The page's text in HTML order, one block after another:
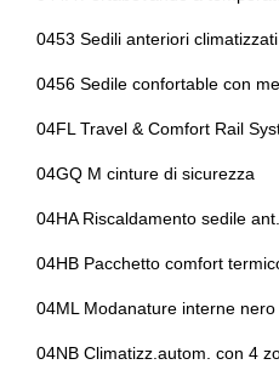
0453 Sedili anteriori climatizzati
0456 Sedile confortable con
04FL Travel & Comfort Rail
04GQ M cinture di sicurezza
04HA Riscaldamento sedile
04HB Pacchetto comfort
04ML Modanature interne nero
04NB Climatizz.autom. con 4